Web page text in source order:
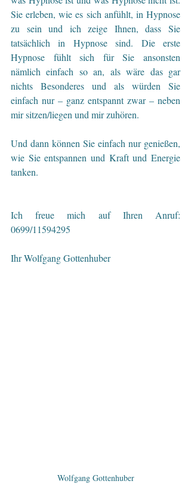
Sie erleben, wie es sich anfühlt, in Hypnose
zu sein und ich zeige Ihnen, dass Sie
tatsächlich in Hypnose sind. Die erste
Hypnose fühlt sich für Sie ansonsten
nämlich einfach so an, als wäre das gar
nichts Besonderes und als würden Sie
einfach nur – ganz entspannt zwar – neben
mir sitzen/liegen und mir zuhören.
Und dann können Sie einfach nur genießen,
wie Sie entspannen und Kraft und Energie
tanken.
Ich freue mich auf Ihren Anruf:
0699/11594295
Ihr Wolfgang Gottenhuber
Wolfgang Gottenhuber